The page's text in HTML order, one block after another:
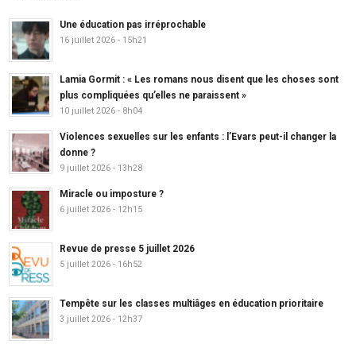
Une éducation pas irréprochable
16 juillet 2026 - 15h21
Lamia Gormit : « Les romans nous disent que les choses sont
plus compliquées qu’elles ne paraissent »
10 juillet 2026 - 8h04
Violences sexuelles sur les enfants : l’Evars peut-il changer la
donne ?
9 juillet 2026 - 13h28
Miracle ou imposture ?
6 juillet 2026 - 12h15
Revue de presse 5 juillet 2026
5 juillet 2026 - 16h52
Tempête sur les classes multiâges en éducation prioritaire
3 juillet 2026 - 12h37